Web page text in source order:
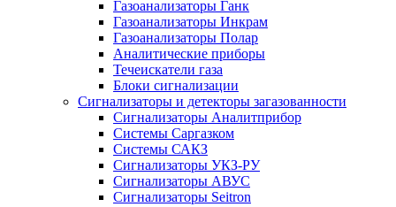
Газоанализаторы Ганк
Газоанализаторы Инкрам
Газоанализаторы Полар
Аналитические приборы
Течеискатели газа
Блоки сигнализации
Сигнализаторы и детекторы загазованности
Сигнализаторы Аналитприбор
Системы Саргазком
Системы САКЗ
Сигнализаторы УКЗ-РУ
Сигнализаторы АВУС
Сигнализаторы Seitron